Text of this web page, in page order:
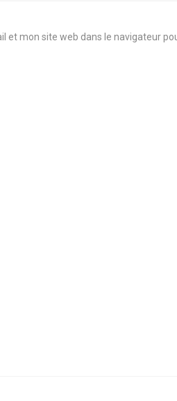
et mon site web dans le navigateur